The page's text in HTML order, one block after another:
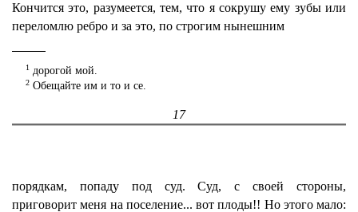
Кончится это, разумеется, тем, что я сокрушу ему зубы или
переломлю ребро и за это, по строгим нынешним
1дорогой мой.
2Обещайте им и то и се.
17
порядкам, попаду под суд. Суд, с своей стороны,
приговорит меня на поселение... вот плоды!! Но этого мало: